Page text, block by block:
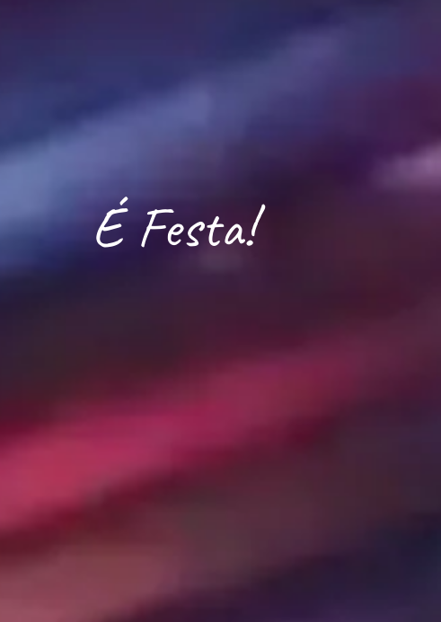
É Festa!